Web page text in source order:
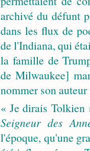
archivé du défunt
dans les flux de
de l'Indiana, qui
la famille de
de Milwaukee]
nommer son auteur
« Je dirais Tolkien
Seigneur des
l'époque, qu'une